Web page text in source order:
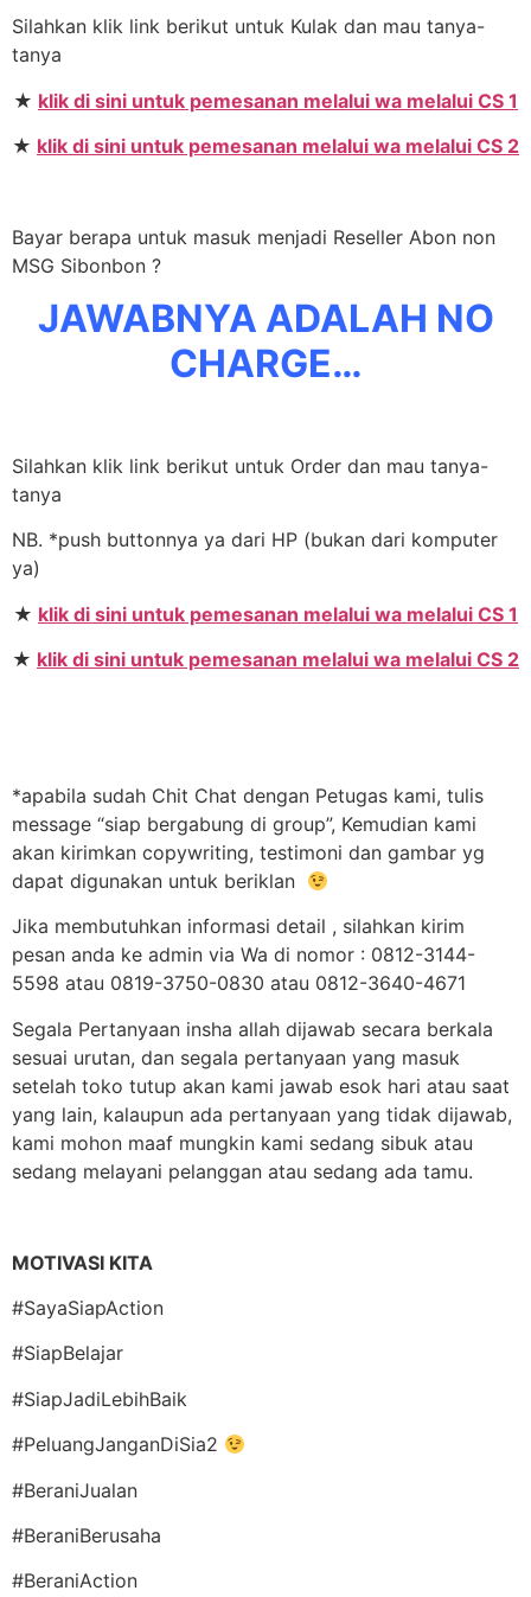
Silahkan klik link berikut untuk Kulak dan mau tanya-
tanya
★ klik di sini untuk pemesanan melalui wa melalui CS 1
★ klik di sini untuk pemesanan melalui wa melalui CS 2
Bayar berapa untuk masuk menjadi Reseller Abon non
MSG Sibonbon ?
JAWABNYA ADALAH NO
CHARGE…
Silahkan klik link berikut untuk Order dan mau tanya-
tanya
NB. *push buttonnya ya dari HP (bukan dari komputer
ya)
★ klik di sini untuk pemesanan melalui wa melalui CS 1
★ klik di sini untuk pemesanan melalui wa melalui CS 2
*apabila sudah Chit Chat dengan Petugas kami, tulis
message “siap bergabung di group”, Kemudian kami
akan kirimkan copywriting, testimoni dan gambar yg
dapat digunakan untuk beriklan
Jika membutuhkan informasi detail , silahkan kirim
pesan anda ke admin via Wa di nomor : 0812-3144-
5598 atau 0819-3750-0830 atau 0812-3640-4671
Segala Pertanyaan insha allah dijawab secara berkala
sesuai urutan, dan segala pertanyaan yang masuk
setelah toko tutup akan kami jawab esok hari atau saat
yang lain, kalaupun ada pertanyaan yang tidak dijawab,
kami mohon maaf mungkin kami sedang sibuk atau
sedang melayani pelanggan atau sedang ada tamu.
MOTIVASI KITA
#SayaSiapAction
#SiapBelajar
#SiapJadiLebihBaik
#PeluangJanganDiSia2
#BeraniJualan
#BeraniBerusaha
#BeraniAction